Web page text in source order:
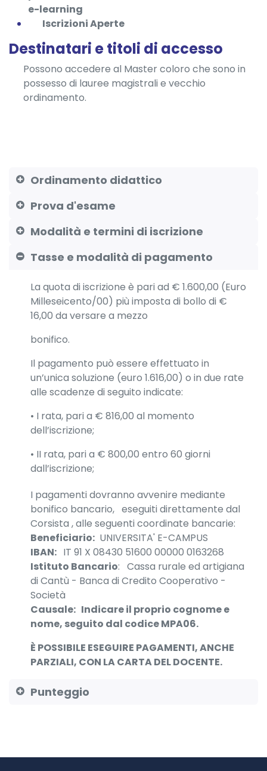
e-learning
Iscrizioni Aperte
Destinatari e titoli di accesso
Possono accedere al Master coloro che sono in
possesso di lauree magistrali e vecchio
ordinamento.
Ordinamento didattico
Prova d'esame
Modalità e termini di iscrizione
Tasse e modalità di pagamento
La quota di iscrizione è pari ad € 1.600,00 (Euro
Milleseicento/00) più imposta di bollo di €
16,00 da versare a mezzo
bonifico.
Il pagamento può essere effettuato in
un’unica soluzione (euro 1.616,00) o in due rate
alle scadenze di seguito indicate:
• I rata, pari a € 816,00 al momento
dell’iscrizione;
• II rata, pari a € 800,00 entro 60 giorni
dall’iscrizione;
I pagamenti dovranno avvenire mediante
bonifico bancario, eseguiti direttamente dal
Corsista , alle seguenti coordinate bancarie:
Beneficiario: UNIVERSITA' E-CAMPUS
IBAN: IT 91 X 08430 51600 00000 0163268
Istituto Bancario: Cassa rurale ed artigiana
di Cantù - Banca di Credito Cooperativo -
Società
Causale: Indicare il proprio cognome e
nome, seguito dal codice MPA06.
È POSSIBILE ESEGUIRE PAGAMENTI, ANCHE
PARZIALI, CON LA CARTA DEL DOCENTE.
Punteggio